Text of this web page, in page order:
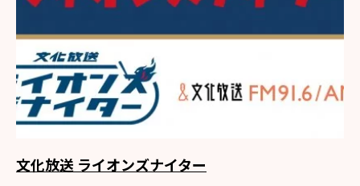
文化放送 ライオンズナイター